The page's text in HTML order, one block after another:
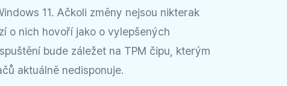
11. Ačkoli změny nejsou nikterak
o nich hovoří jako o vylepšených
spuštění bude záležet na TPM čipu, kterým
aktuálně nedisponuje.